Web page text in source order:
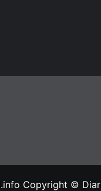
Copyright ©